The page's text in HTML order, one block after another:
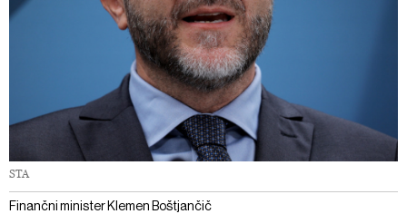
STA
Finančni minister Klemen Boštjančič